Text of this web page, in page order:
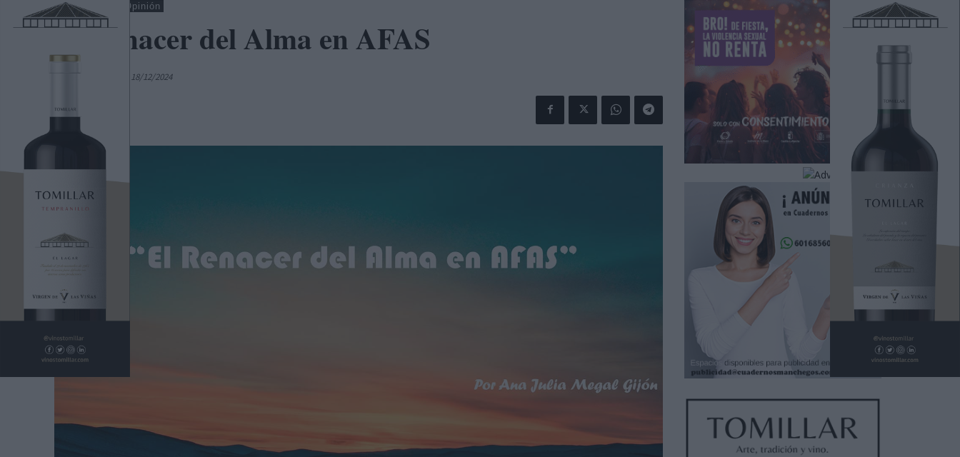
Ciudad Real Opinión
El Renacer del Alma en AFAS
18/12/2024